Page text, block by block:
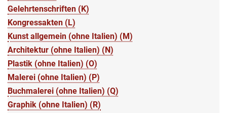
Gelehrtenschriften (K)
Kongressakten (L)
Kunst allgemein (ohne Italien) (M)
Architektur (ohne Italien) (N)
Plastik (ohne Italien) (O)
Malerei (ohne Italien) (P)
Buchmalerei (ohne Italien) (Q)
Graphik (ohne Italien) (R)